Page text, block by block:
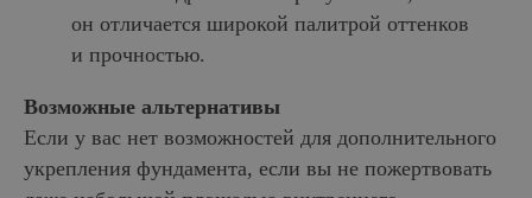
он отличается широкой палитрой оттенков
и прочностью.
Возможные альтернативы
Если у вас нет возможностей для дополнительного
укрепления фундамента, если вы не пожертвовать